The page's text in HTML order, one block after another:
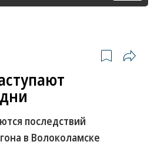
последствий
в Волоколамске